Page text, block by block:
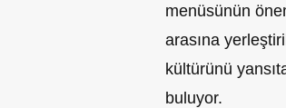
menüsünün
arasına
kültürünü
buluyor.